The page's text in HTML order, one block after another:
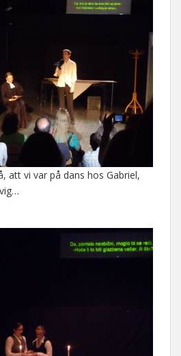
att vi var på dans hos Gabriel,